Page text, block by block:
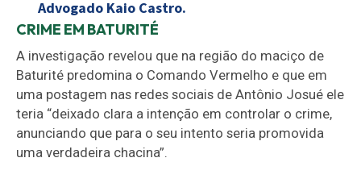
Advogado Kaio Castro.
CRIME EM BATURITÉ
A investigação revelou que na região do maciço de
Baturité predomina o Comando Vermelho e que em
uma postagem nas redes sociais de Antônio Josué ele
teria “deixado clara a intenção em controlar o crime,
anunciando que para o seu intento seria promovida
uma verdadeira chacina”.